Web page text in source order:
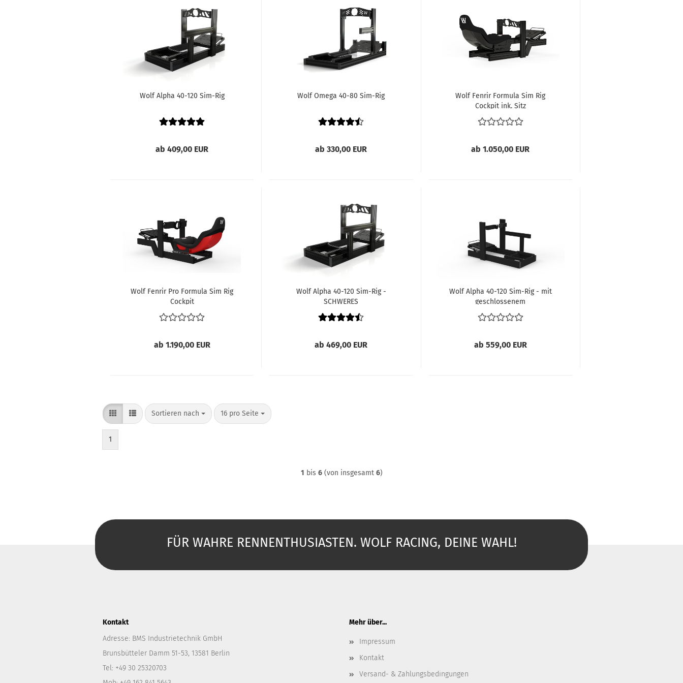
Wolf Alpha 40-120 Sim-Rig
ab 409,00 EUR
Wolf Omega 40-80 Sim-Rig
ab 330,00 EUR
Wolf Fenrir Formula Sim Rig
Cockpit ink. Sitz
ab 1.050,00 EUR
Wolf Fenrir Pro Formula Sim Rig
Cockpit
ab 1.190,00 EUR
Wolf Alpha 40-120 Sim-Rig -
SCHWERES
ab 469,00 EUR
Wolf Alpha 40-120 Sim-Rig - mit
geschlossenem
ab 559,00 EUR
Sortieren nach
Sortieren nach 16 pro Seite
pro Seite
1
1 bis 6(von insgesamt 6)
FÜR WAHRE RENNENTHUSIASTEN. WOLF RACING, DEINE WAHL!
Kontakt
Adresse: BMS Industrietechnik GmbH
Brunsbütteler Damm 51-53, 13581 Berlin
Tel: +49 30 25320703
Mehr über...
Impressum
Kontakt
Versand- & Zahlungsbedingungen